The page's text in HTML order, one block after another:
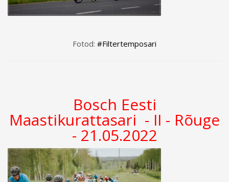
Fotod: #Filtertemposari
Bosch Eesti
Maastikurattasari - II - Rõuge
- 21.05.2022